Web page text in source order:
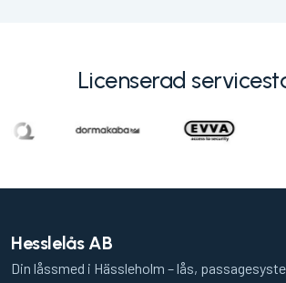
Licenserad
Hesslelås AB
Din låssmed i Hässleholm – lås,